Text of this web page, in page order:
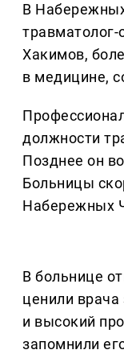
В
Хакимов,
в медицине,
должности
Позднее он
Больницы
Набережных
В больнице
ценили
и высокий
запомнили